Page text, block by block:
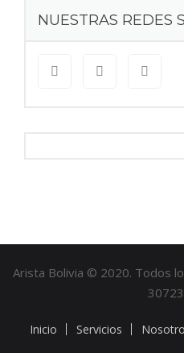
NUESTRAS REDES
Arista Bolivia © 2020. Todos
Inicio Servicios